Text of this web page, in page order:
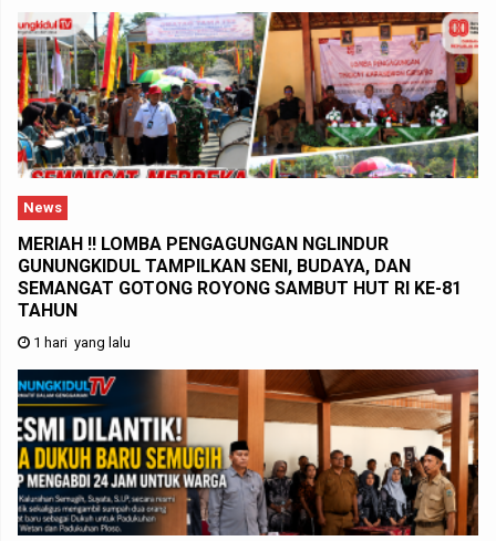
News
MERIAH !! LOMBA PENGAGUNGAN NGLINDUR
GUNUNGKIDUL TAMPILKAN SENI, BUDAYA, DAN
SEMANGAT GOTONG ROYONG SAMBUT HUT RI KE-81
TAHUN
1 hari yang lalu